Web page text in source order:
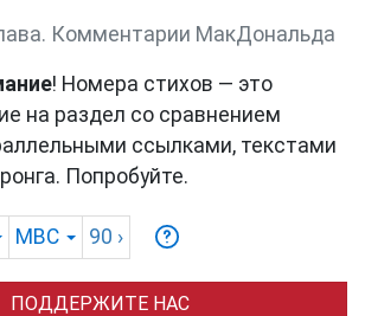
Комментарии МакДональда
! Номера стихов — это
на раздел со сравнением
ссылками, текстами
Попробуйте.
MBC 90 ›
ПОДДЕРЖИТЕ НАС